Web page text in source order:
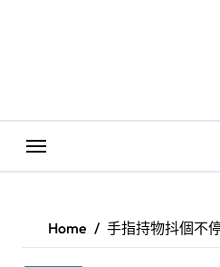
Home 手指持物抖個不